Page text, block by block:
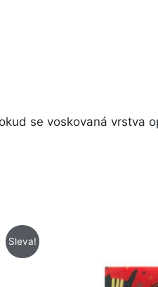
se voskovaná vrstva
Sleva!